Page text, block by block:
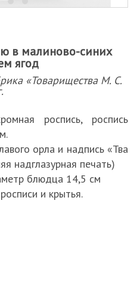
в малиново-синих
ягод
«Товарищества М. С.
роспись, роспись
орла и надпись «Тва
надглазурная печать)
блюдца 14,5 см
и крытья.